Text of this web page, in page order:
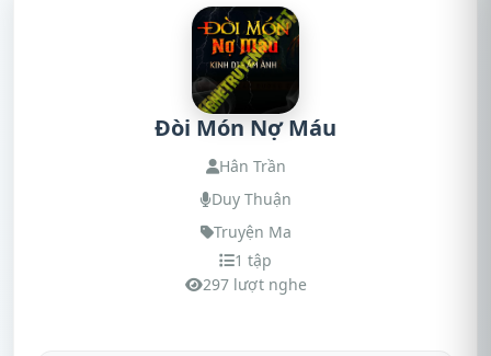
Đòi Món Nợ Máu
Hân Trần
Duy Thuận
Truyện Ma
1 tập
297 lượt nghe